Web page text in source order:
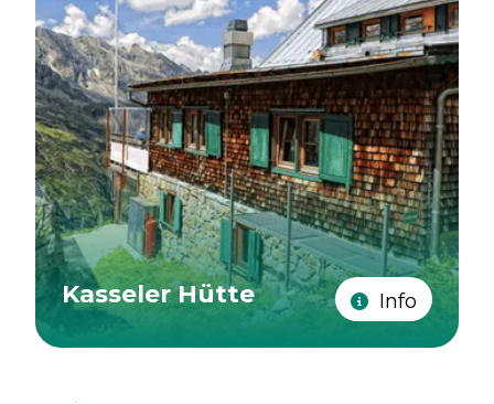
Kasseler Hütte Info